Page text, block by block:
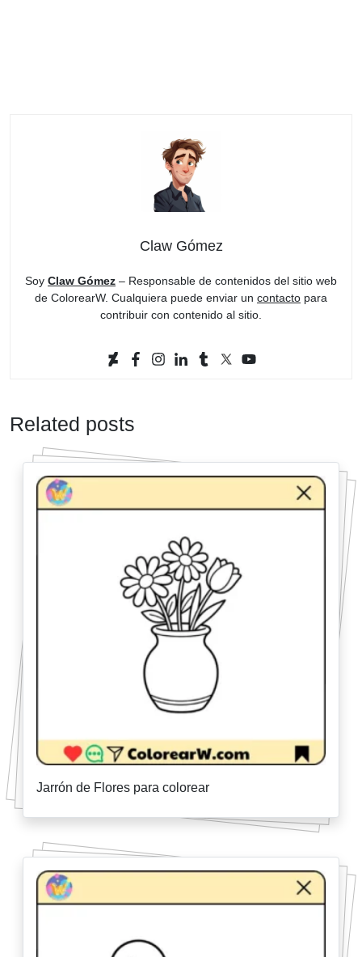
Claw Gómez
Soy Claw Gómez – Responsable de contenidos del sitio web
de ColorearW. Cualquiera puede enviar un contacto para
contribuir con contenido al sitio.
Related posts
Jarrón de Flores para colorear